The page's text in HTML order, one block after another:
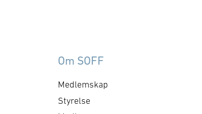
Om SOFF
Medlemskap
Styrelse